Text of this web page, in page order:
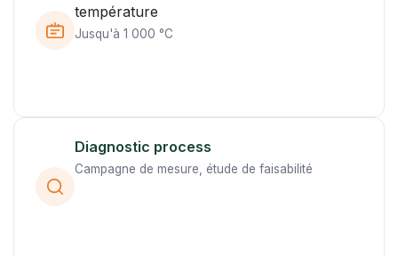
température
Jusqu'à 1 000 °C
Diagnostic process
Campagne de mesure, étude de faisabilité